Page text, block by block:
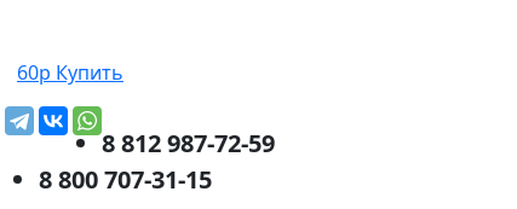
60р Купить
8 812 987-72-59
8 800 707-31-15